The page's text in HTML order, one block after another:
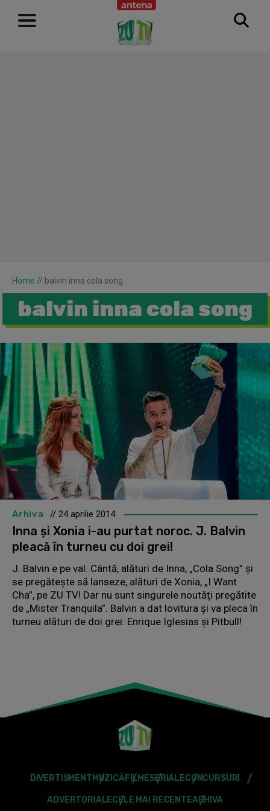
RECLAMĂ
Home // balvin inna cola song
balvin inna cola song
Arhiva // 24 aprilie 2014
Inna şi Xonia i-au purtat noroc. J. Balvin
pleacă în turneu cu doi grei!
J. Balvin e pe val. Cântă, alături de Inna, „Cola Song” şi
se pregăteşte să lanseze, alături de Xonia, „I Want
Cha”, pe ZU TV! Dar nu sunt singurele noutăţi pregătite
de „Mister Tranquila”. Balvin a dat lovitura şi va pleca în
turneu alături de doi grei: Enrique Iglesias şi Pitbull!
DIVERTISMENT MUZICĂFILMESERIALECONCURSURI
ADVERTORIALECELE MAI RECENTEARHIVA